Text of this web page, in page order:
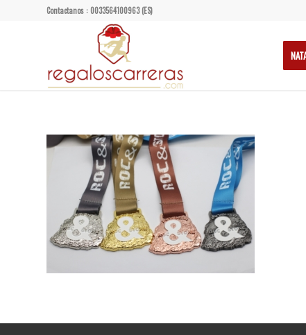
Contactanos : 0033564100963 (ES)